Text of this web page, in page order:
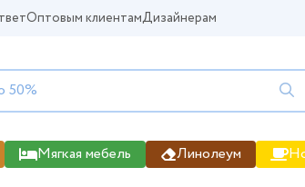
Оптовым клиентамДизайнерам
Мягкая мебель Линолеум